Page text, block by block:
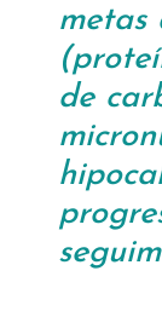
metas
de